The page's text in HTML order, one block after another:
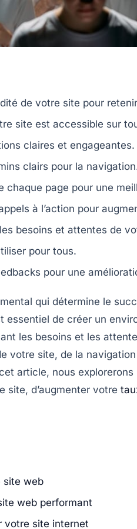
de votre site pour
site est accessible sur
claires et engageantes.
clairs pour la
chaque page pour une
à l’action pour
besoins et attentes de
pour tous.
pour une
qui détermine le
de créer un
les besoins et les
votre site, de la navigation
article, nous explorerons
site, d’augmenter votre
site web
web performant
votre site internet